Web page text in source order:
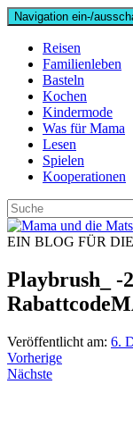
Navigation ein-/
Reisen
Familienleben
Basteln
Kochen
Kindermode
Was für Mama
Lesen
Spielen
Kooperationen
EIN BLOG FÜR
Playbrush_ -
Veröffentlicht am: 6.
Vorherige
Nächste